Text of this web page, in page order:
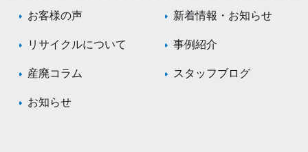
お客様の声 新着情報・お知らせ
リサイクルについて 事例紹介
産廃コラム スタッフブログ
お知らせ